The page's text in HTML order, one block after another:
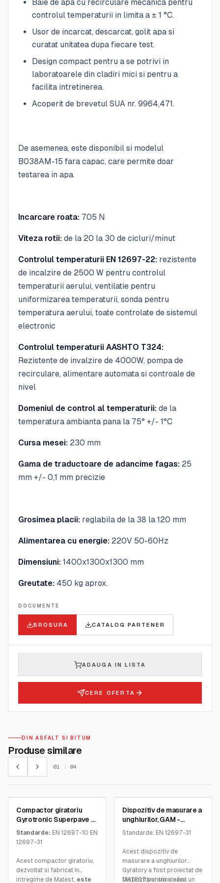
Baie de apa cu recirculare mecanica pentru
controlul temperaturii in limita a ± 1 °C.
Usor de incarcat, descarcat, golit apa si
curatat unitatea dupa fiecare test.
Design compact pentru a se potrivi in
laboratoarele din cladiri mici si pentru a
facilita intretinerea.
Acoperit de brevetul SUA nr. 9964,471.
De asemenea, este disponibil si modelul
B038AM-15 fara capac, care permite doar
testarea in apa.
Incarcare roata: 705 N
Viteza rotii: de la 20 la 30 de cicluri/minut
Controlul temperaturii EN 12697-22: rezistente
de incalzire de 2500 W pentru controlul
temperaturii aerului, ventilatie pentru
uniformizarea temperaturii, sonda pentru
temperatura aerului, toate controlate de sistemul
electronic
Controlul temperaturii AASHTO T324:
Rezistente de invalzire de 4000W, pompa de
recirculare, alimentare automata si controale de
nivel
Domeniul de control al temperaturii: de la
temperatura ambianta pana la 75° +/- 1°C
Cursa mesei: 230 mm
Gama de traductoare de adancime fagas: 25
mm +/- 0,1 mm precizie
Grosimea placii: reglabila de la 38 la 120 mm
Alimentarea cu energie: 220V 50-60Hz
Dimensiuni: 1400x1300x1300 mm
Greutate: 450 kg aprox.
DOCUMENTE
BROSURA CATALOG PARTENER
ADAUGA IN LISTA
CERE OFERTA
DIN ASFALT SI BITUM
Produse similare
01 / 04
SKU:B041MEN
Compactor giratoriu
Gyrotronic Superpave –
Matest
Standarde: EN 12697-10 EN
12697-31
Acest compactor giratoriu,
dezvoltat si fabricat in
intregime de Matest, este
SKU:B041-28
Dispozitiv de masurare a
unghiurilor, GAM -
Matest
Standarde: EN 12697-31
Acest dispozitiv de
masurare a unghiurilor
Gyratory a fost proiectat de
MATEST pentru a oferi un
Dispozitivul simuleaza